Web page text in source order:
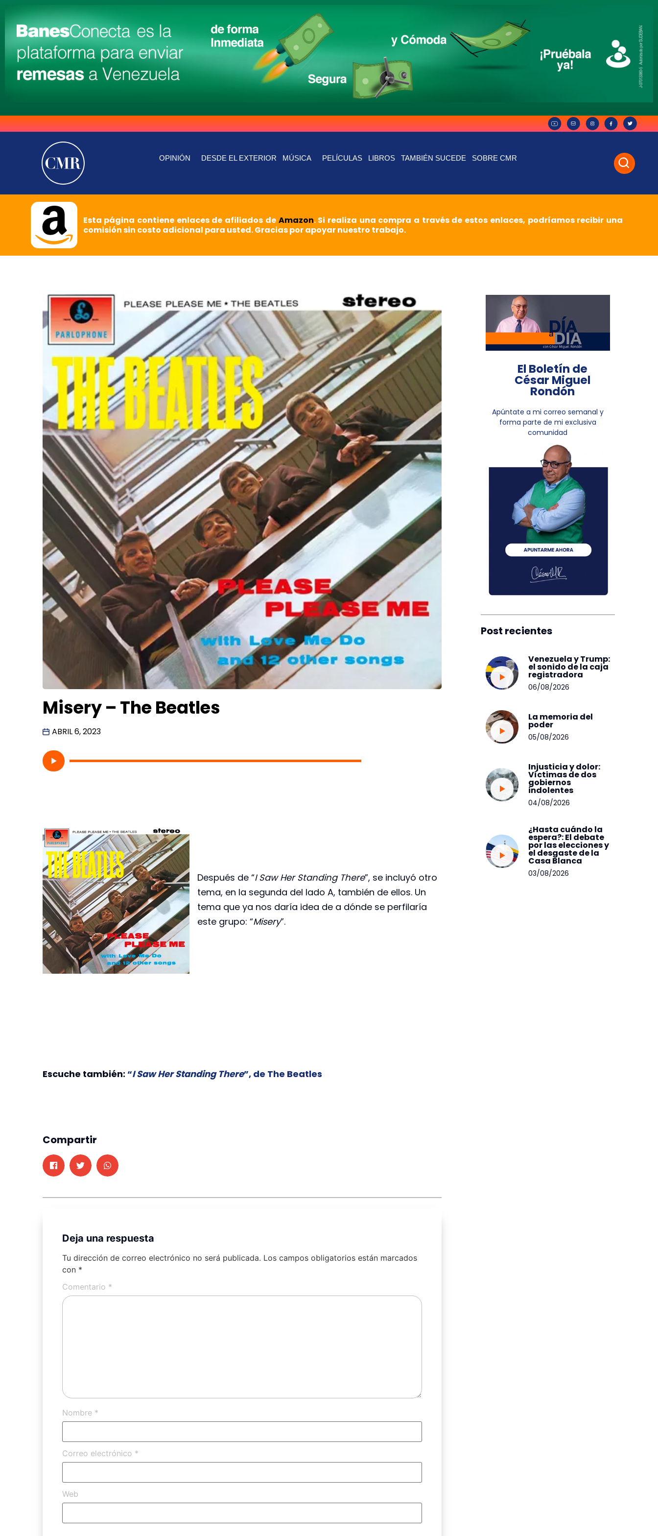
OPINIÓN DESDE EL EXTERIOR MÚSICA PELÍCULAS LIBROS TAMBIÉN SUCEDE SOBRE CMR
Esta página contiene enlaces de afiliados de Amazon. Si realiza una compra a través de estos enlaces, podríamos recibir una
comisión sin costo adicional para usted. Gracias por apoyar nuestro trabajo.
Misery – The Beatles
ABRIL 6, 2023
Después de “I Saw Her Standing There”, se incluyó otro
tema, en la segunda del lado A, también de ellos. Un
tema que ya nos daría idea de a dónde se perfilaría
este grupo: “Misery”.
Escuche también: “I Saw Her Standing There”, de The Beatles
Compartir
Deja una respuesta
Tu dirección de correo electrónico no será publicada. Los campos obligatorios están marcados
con *
Comentario *
Nombre *
Correo electrónico *
Web
El Boletín de
César Miguel
Rondón
Apúntate a mi correo semanal y
forma parte de mi exclusiva
comunidad
Post recientes
Venezuela y Trump:
el sonido de la caja
registradora
06/08/2026
La memoria del
poder
05/08/2026
Injusticia y dolor:
Víctimas de dos
gobiernos
indolentes
04/08/2026
¿Hasta cuándo la
espera?: El debate
por las elecciones y
el desgaste de la
Casa Blanca
03/08/2026